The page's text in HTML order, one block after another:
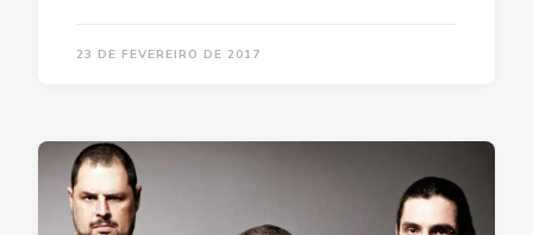
23 DE FEVEREIRO DE 2017